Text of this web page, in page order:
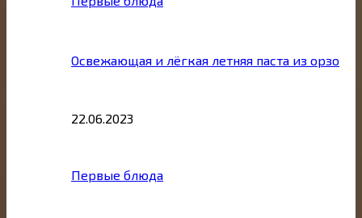
Освежающая и лёгкая летняя паста из орзо
22.06.2023
Первые блюда